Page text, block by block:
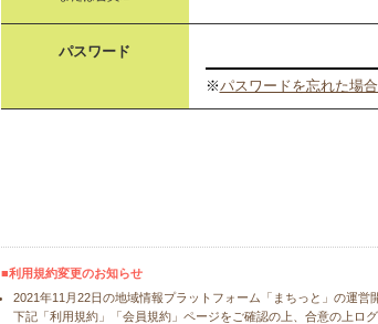
パスワード
※パスワードを忘れた場
■利用規約変更のお知らせ
2021年11月22日の地域情報プラットフォーム「まちっと」の運
下記「利用規約」「会員規約」ページをご確認の上、合意の上ログ